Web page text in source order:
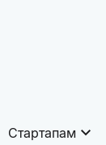
Стартапам